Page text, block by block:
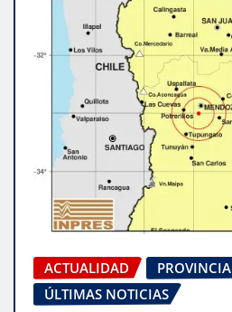
ACTUALIDAD PROVINCIA
ÚLTIMAS NOTICIAS